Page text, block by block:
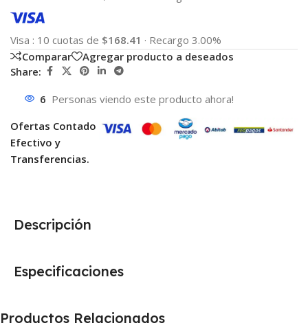
Visa : 10 cuotas de $168.41 · Recargo 3.00%
Comparar
Agregar producto a deseados
Share:
6 Personas viendo este producto ahora!
Ofertas Contado
Efectivo y
Transferencias.
Descripción
Especificaciones
Productos Relacionados